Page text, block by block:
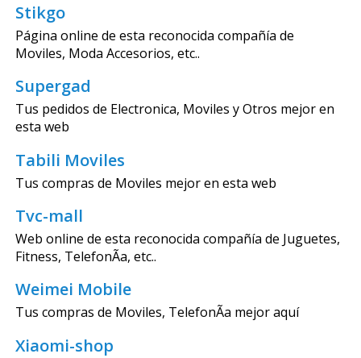
Stikgo
Página online de esta reconocida compañía de
Moviles, Moda Accesorios, etc..
Supergad
Tus pedidos de Electronica, Moviles y Otros mejor en
esta web
Tabili Moviles
Tus compras de Moviles mejor en esta web
Tvc-mall
Web online de esta reconocida compañía de Juguetes,
Fitness, TelefonÃ­a, etc..
Weimei Mobile
Tus compras de Moviles, TelefonÃ­a mejor aquí
Xiaomi-shop